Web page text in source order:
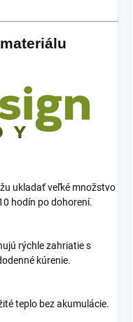
ukladať veľké množstvo
hodín po dohorení.
rýchle zahriatie s
kúrenie.
teplo bez akumulácie.